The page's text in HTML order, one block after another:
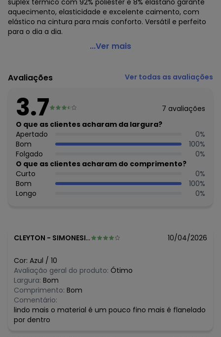
suplex térmico com 92% poliéster e 8% elastano garante
aquecimento, elasticidade e excelente caimento, com
elástico na cintura para mais conforto. Versátil e perfeito
para o dia a dia.
Vida Costeira - Conjunto de Moletom com Capuz e
Código do produto: 8432250
Modelagem: Ampla
Comprimento da Manga: Longa
Comprimento: Longo
Cintura: Média
Decote Frente : Redondo
Decote Costas: Redondo
Fornecedor: OLIVER COMERCIO DIGITAL LTDA / CNPJ
42.116.634/0001-54
Feito: Brasil
Cuidados para conservação do produto: Não usar
secadora e lavar em modo delicado
Histórico de preços
O preço apresentado abaixo é o menor oferecido em
algum dia do mês, para o menor tamanho disponível.
agosto/2026
julho/2026
junho/2026
maio/2026 R$ 79,9
abril/2026 R$ 79,9
março/2026
...Ver mais
Avaliações Ver todas as avaliações
3.7 7 avaliações
O que as clientes acharam da largura?
Apertado
0%
Bom
100%
Folgado
0%
O que as clientes acharam do comprimento?
Curto
0%
Bom
100%
Longo
0%
CLEYTON - SIMONESIA - MG 10/04/2026
Cor: Azul / 10
Avaliação geral do produto: Ótimo
Largura: Bom
Comprimento: Bom
Comentário:
lindo mais o material é um pouco fino mais é flanelado
por dentro